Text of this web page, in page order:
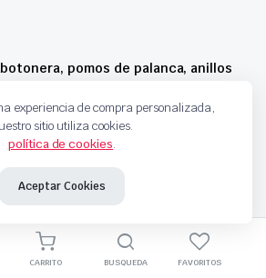
pomos de palanca, anillos
Autoparts. Todos los derechos reservados
experiencia de compra personalizada,
sitio utiliza cookies.
política de cookies.
Aceptar Cookies
CARRITO BUSQUEDA FAVORITOS